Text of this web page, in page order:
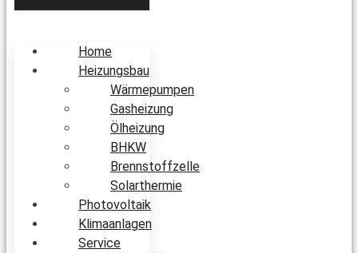
Home
Heizungsbau
Wärmepumpen
Gasheizung
Ölheizung
BHKW
Brennstoffzelle
Solarthermie
Photovoltaik
Klimaanlagen
Service